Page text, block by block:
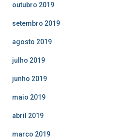
outubro 2019
setembro 2019
agosto 2019
julho 2019
junho 2019
maio 2019
abril 2019
março 2019